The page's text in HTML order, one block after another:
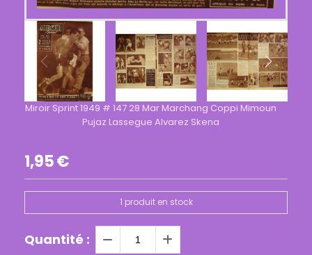
Miroir Sprint 1949 # 147 28 Mar Marchang Coppi Mimoun
Pujaz Lassegue Alvarez Skena
1,95€
1 produit en stock
Quantité :